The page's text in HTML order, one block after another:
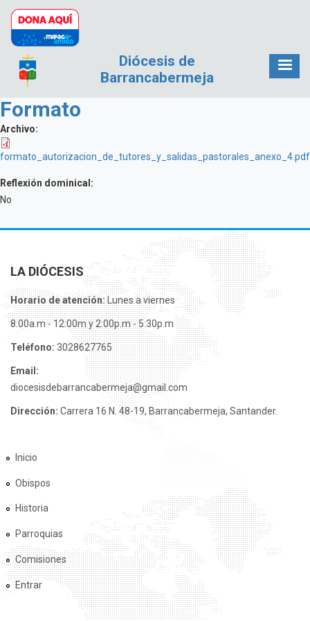
Pasar al contenido principal
Diócesis de
Barrancabermeja
Formato
Archivo:
formato_autorizacion_de_tutores_y_salidas_pastorales_anexo_4.pdf
Reflexión dominical:
No
LA DIÓCESIS
Horario de atención:Lunes a viernes
8:00a.m - 12:00m y 2:00p.m - 5:30p.m
Teléfono: 3028627765
Email:
diocesisdebarrancabermeja@gmail.com
Dirección: Carrera 16 N. 48-19, Barrancabermeja, Santander.
Inicio
Obispos
Historia
Parroquias
Comisiones
Entrar